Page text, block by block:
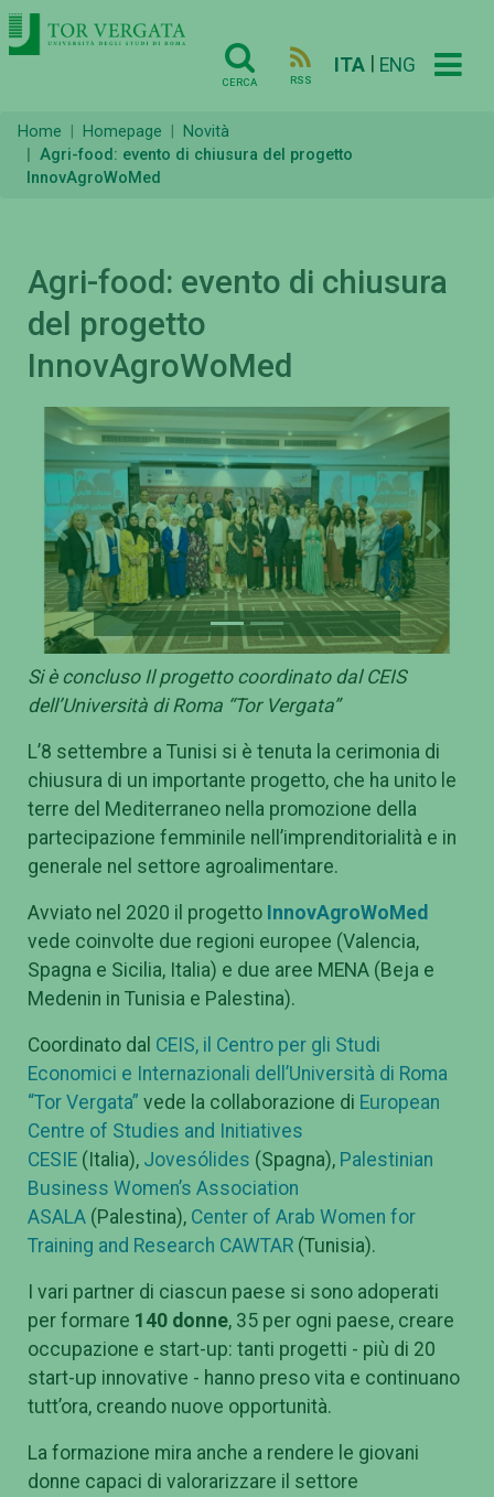
CERCA RSS
ITA ENG
Home Homepage
Novità
Agri-food: evento di chiusura del progetto
InnovAgroWoMed
Agri-food: evento di chiusura
del progetto
InnovAgroWoMed
Previous Next
Si è concluso Il progetto coordinato dal CEIS
dell’Università di Roma “Tor Vergata”
L’8 settembre a Tunisi si è tenuta la cerimonia di
chiusura di un importante progetto, che ha unito le
terre del Mediterraneo nella promozione della
partecipazione femminile nell’imprenditorialità e in
generale nel settore agroalimentare.
Avviato nel 2020 il progetto InnovAgroWoMed
vede coinvolte due regioni europee (Valencia,
Spagna e Sicilia, Italia) e due aree MENA (Beja e
Medenin in Tunisia e Palestina).
Coordinato dal CEIS, il Centro per gli Studi
Economici e Internazionali dell’Università di Roma
“Tor Vergata” vede la collaborazione di European
Centre of Studies and Initiatives
CESIE (Italia), Jovesólides (Spagna), Palestinian
Business Women’s Association
ASALA (Palestina), Center of Arab Women for
Training and Research CAWTAR (Tunisia).
I vari partner di ciascun paese si sono adoperati
per formare 140 donne, 35 per ogni paese, creare
occupazione e start-up: tanti progetti - più di 20
start-up innovative - hanno preso vita e continuano
tutt’ora, creando nuove opportunità.
La formazione mira anche a rendere le giovani
donne capaci di valorarizzare il settore